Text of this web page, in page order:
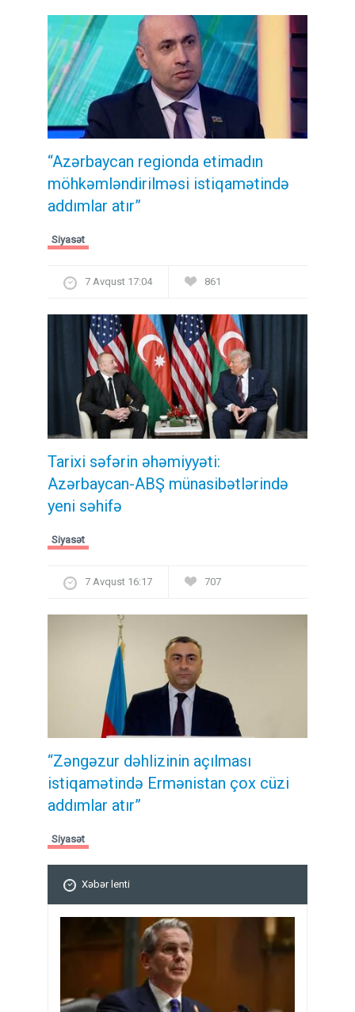
“Azərbaycan regionda etimadın
möhkəmləndirilməsi istiqamətində
addımlar atır”
Siyasət
7 Avqust 17:04 861
Tarixi səfərin əhəmiyyəti:
Azərbaycan-ABŞ münasibətlərində
yeni səhifə
Siyasət
7 Avqust 16:17 707
“Zəngəzur dəhlizinin açılması
istiqamətində Ermənistan çox cüzi
addımlar atır”
Siyasət
Xəbər lenti